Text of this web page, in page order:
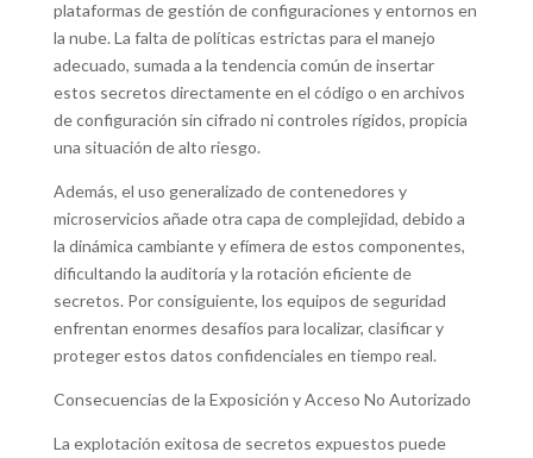
plataformas de gestión de configuraciones y entornos en
la nube. La falta de políticas estrictas para el manejo
adecuado, sumada a la tendencia común de insertar
estos secretos directamente en el código o en archivos
de configuración sin cifrado ni controles rígidos, propicia
una situación de alto riesgo.
Además, el uso generalizado de contenedores y
microservicios añade otra capa de complejidad, debido a
la dinámica cambiante y efímera de estos componentes,
dificultando la auditoría y la rotación eficiente de
secretos. Por consiguiente, los equipos de seguridad
enfrentan enormes desafíos para localizar, clasificar y
proteger estos datos confidenciales en tiempo real.
Consecuencias de la Exposición y Acceso No Autorizado
La explotación exitosa de secretos expuestos puede